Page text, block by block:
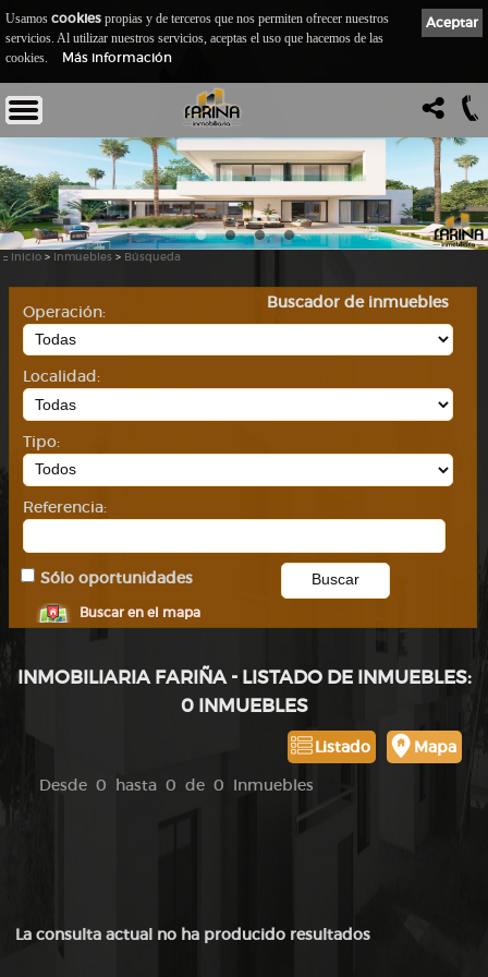
:: Inicio > Inmuebles > Búsqueda
Buscador de inmuebles
Operación:
Localidad:
Tipo:
Referencia:
Sólo oportunidades
Buscar en el mapa
INMOBILIARIA FARIÑA - LISTADO DE INMUEBLES:
0 INMUEBLES
Mapa
Listado
Desde 0 hasta 0 de 0 Inmuebles
La consulta actual no ha producido resultados
Aceptar
Usamos cookies propias y de terceros que nos permiten ofrecer nuestros
servicios. Al utilizar nuestros servicios, aceptas el uso que hacemos de las
cookies.
Más información